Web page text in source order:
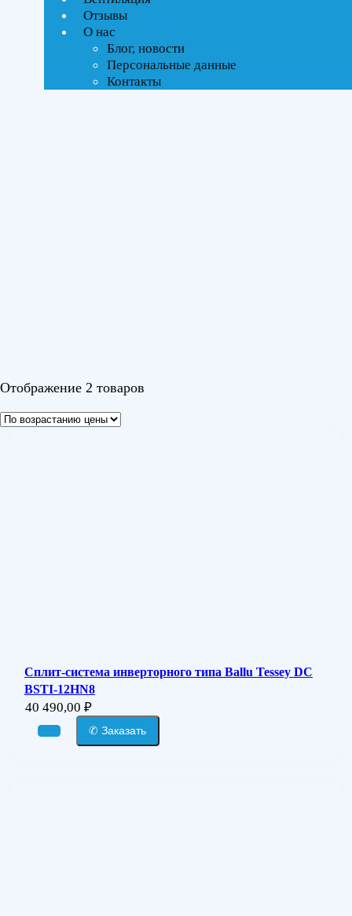
Отзывы
О нас
Блог, новости
Персональные данные
Контакты
Инверторное
Отображение 2 товаров
Сплит-система инверторного типа Ballu Tessey DC
BSTI-12HN8
40 490,00 ₽
✆ Заказать